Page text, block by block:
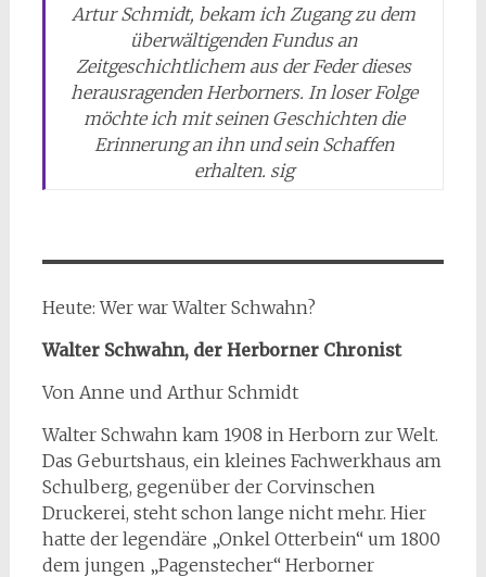
Artur Schmidt, bekam ich Zugang zu dem
überwältigenden Fundus an
Zeitgeschichtlichem aus der Feder dieses
herausragenden Herborners. In loser Folge
möchte ich mit seinen Geschichten die
Erinnerung an ihn und sein Schaffen
erhalten. sig
Heute: Wer war Walter Schwahn?
Walter Schwahn, der Herborner Chronist
Von Anne und Arthur Schmidt
Walter Schwahn kam 1908 in Herborn zur Welt.
Das Geburtshaus, ein kleines Fachwerkhaus am
Schulberg, gegenüber der Corvinschen
Druckerei, steht schon lange nicht mehr. Hier
hatte der legendäre „Onkel Otterbein“ um 1800
dem jungen „Pagenstecher“ Herborner